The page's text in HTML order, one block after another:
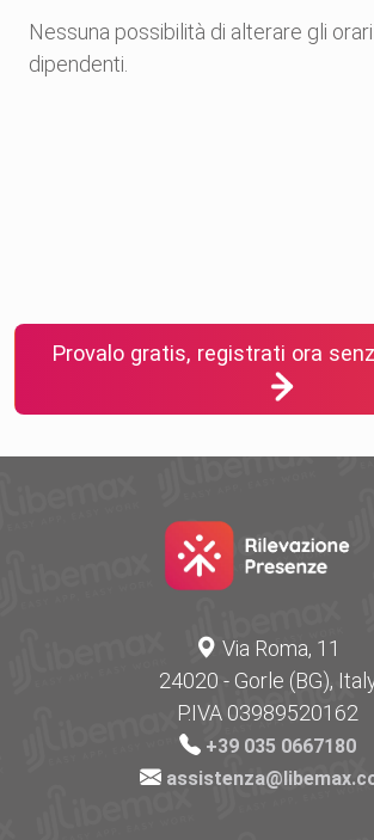
Nessuna possibilità di alterare gli
dipendenti.
Provalo gratis, registrati ora
Via Roma, 11
24020 - Gorle (BG),
P.IVA 03989520162
+39 035 0667180